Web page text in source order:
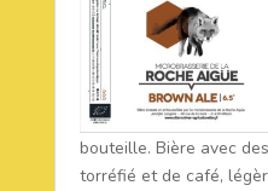
bouteille. Bière avec
torréfié et de café,